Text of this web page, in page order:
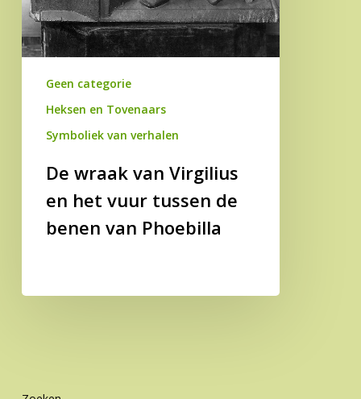
Geen categorie
Heksen en Tovenaars
Symboliek van verhalen
De wraak van Virgilius
en het vuur tussen de
benen van Phoebilla